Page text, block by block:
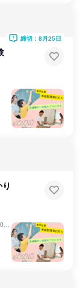
締切：8月25日